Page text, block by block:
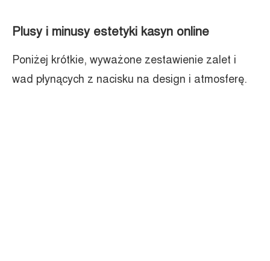
Plusy i minusy estetyki kasyn online
Poniżej krótkie, wyważone zestawienie zalet i
wad płynących z nacisku na design i atmosferę.